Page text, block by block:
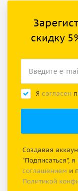
скидку
Я согласен
Создавая
"Подписаться",
соглашением и
Политикой